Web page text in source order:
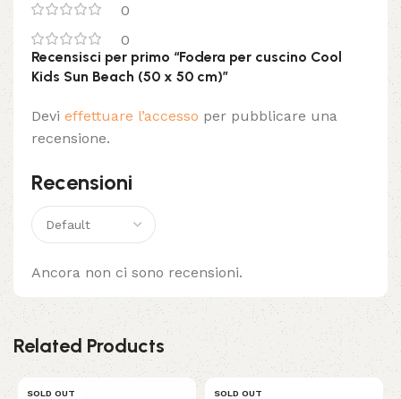
0
0
Recensioni
Ancora non ci sono recensioni.
Recensisci per primo “Fodera per cuscino Cool
Kids Sun Beach (50 x 50 cm)”
Devi effettuare l’accesso per pubblicare una
recensione.
Related Products
SOLD OUT SOLD OUT